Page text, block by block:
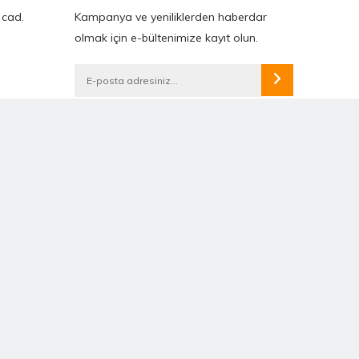
Kampanya ve yeniliklerden haberdar
olmak için e-bültenimize kayıt olun.